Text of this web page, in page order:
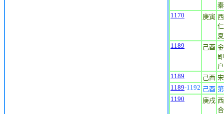
1170
庚寅
1189
己酉
1189
己酉
1189-1192 己酉
1190
庚戌